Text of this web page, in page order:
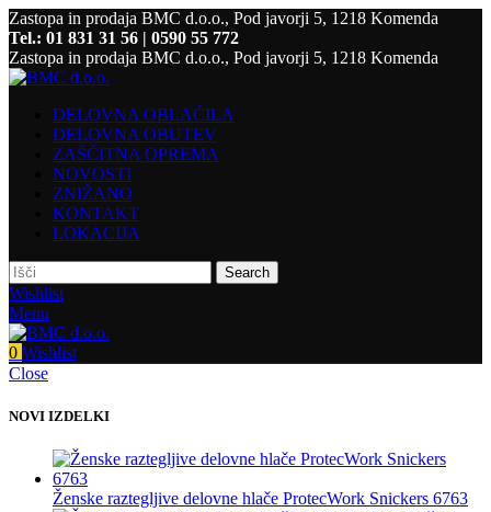
Zastopa in prodaja BMC d.o.o., Pod javorji 5, 1218 Komenda
Tel.: 01 831 31 56 | 0590 55 772
Zastopa in prodaja BMC d.o.o., Pod javorji 5, 1218 Komenda
DELOVNA OBLAČILA
DELOVNA OBUTEV
ZAŠČITNA OPREMA
NOVOSTI
ZNIŽANO
KONTAKT
LOKACIJA
Search
Wishlist
Menu
0 Wishlist
Close
NOVI IZDELKI
Ženske raztegljive delovne hlače ProtecWork Snickers 6763